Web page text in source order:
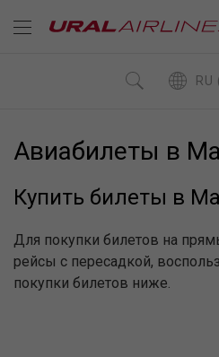
Авиабилеты в
Купить билеты в
Для покупки билетов на
рейсы с пересадкой,
покупки билетов ниже.